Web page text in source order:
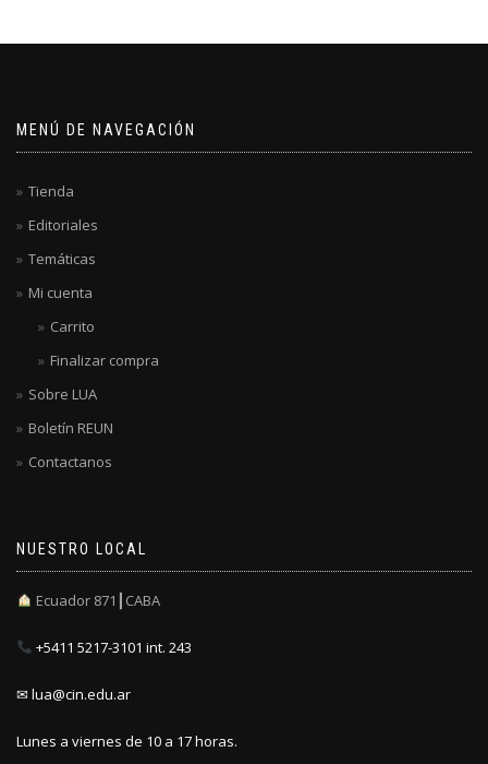
MENÚ DE NAVEGACIÓN
Tienda
Editoriales
Temáticas
Mi cuenta
Carrito
Finalizar compra
Sobre LUA
Boletín REUN
Contactanos
NUESTRO LOCAL
Ecuador 871┃CABA
+5411 5217-3101 int. 243
✉ lua@cin.edu.ar
Lunes a viernes de 10 a 17 horas.